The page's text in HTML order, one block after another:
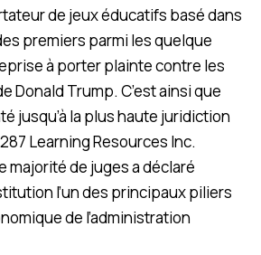
de jeux éducatifs basé dans
premiers parmi les quelque
à porter plainte contre les
Donald Trump. C’est ainsi que
jusqu’à la plus haute juridiction
Learning Resources Inc.
majorité de juges a déclaré
l’un des principaux piliers
de l’administration